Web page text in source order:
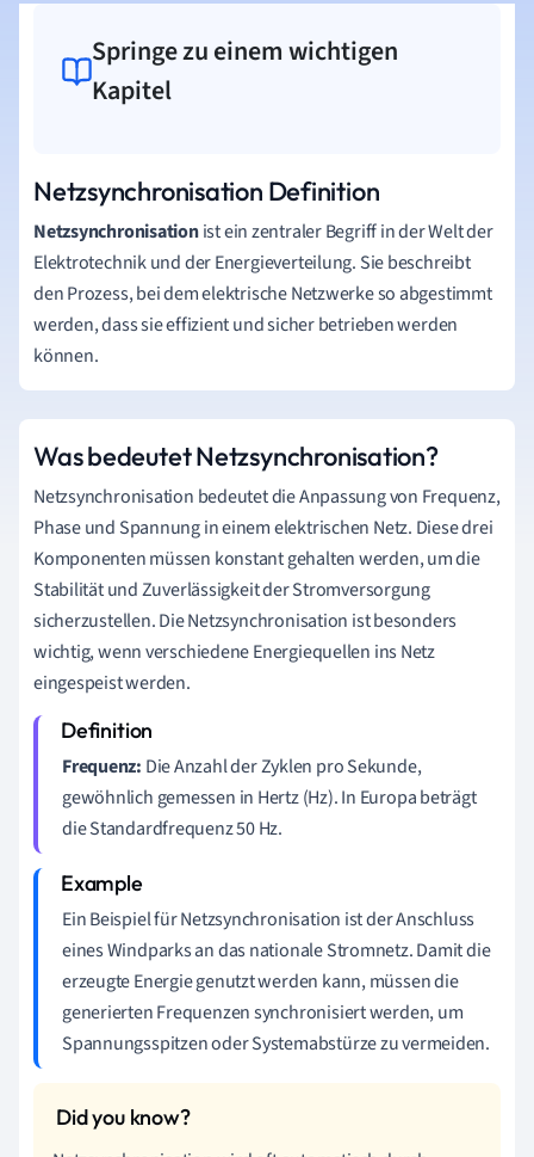
Springe zu einem wichtigen
Kapitel
Netzsynchronisation Definition
Netzsynchronisationist ein zentraler Begriff in der Welt der
Elektrotechnik und der Energieverteilung. Sie beschreibt
den Prozess, bei dem elektrische Netzwerke so abgestimmt
werden, dass sie effizient und sicher betrieben werden
können.
Was bedeutet Netzsynchronisation?
Netzsynchronisation bedeutet die Anpassung von Frequenz,
Phase und Spannung in einem elektrischen Netz. Diese drei
Komponenten müssen konstant gehalten werden, um die
Stabilität und Zuverlässigkeit der Stromversorgung
sicherzustellen. Die Netzsynchronisation ist besonders
wichtig, wenn verschiedene Energiequellen ins Netz
eingespeist werden.
Frequenz: Die Anzahl der Zyklen pro Sekunde,
gewöhnlich gemessen in Hertz (Hz). In Europa beträgt
die Standardfrequenz 50 Hz.
Ein Beispiel für Netzsynchronisation ist der Anschluss
eines Windparks an das nationale Stromnetz. Damit die
erzeugte Energie genutzt werden kann, müssen die
generierten Frequenzen synchronisiert werden, um
Spannungsspitzen oder Systemabstürze zu vermeiden.